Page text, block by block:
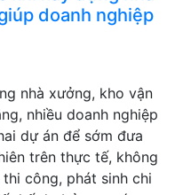
doanh nghiệp
nhà xưởng, kho vận
nhiều doanh nghiệp
dự án để sớm đưa
trên thực tế, không
công, phát sinh chi